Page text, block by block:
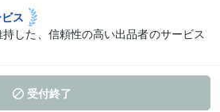
ス
した、信頼性の高い出品者のサービス
受付終了